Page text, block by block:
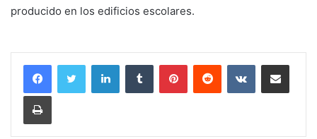
producido en los edificios escolares.